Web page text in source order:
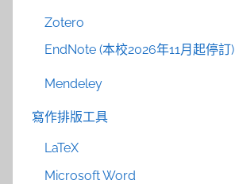
Zotero
EndNote (本校2026年11月起停訂)
Mendeley
寫作排版工具
LaTeX
Microsoft Word